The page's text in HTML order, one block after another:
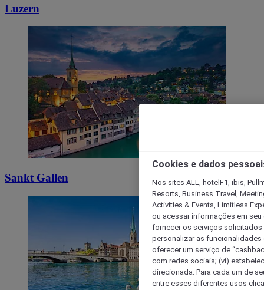
Luzern
Sankt Gallen
Cookies e dados
Nos sites ALL, hotelF1, ibis,
Resorts, Business Travel,
Activities & Events, Limitless
ou acessar informações em
fornecer os serviços solicitados
personalizar as
oferecer um serviço de
com redes sociais; (vi)
direcionada. Para cada um de
entre esses diferentes usos